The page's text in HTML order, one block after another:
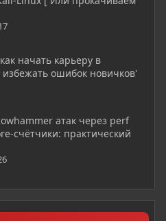
начать карьеру в
избежать ошибок новичков'
атак через perf
счётчики: практический